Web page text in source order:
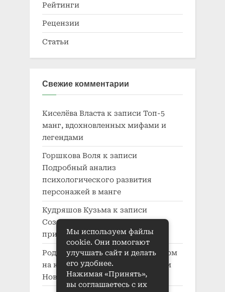
Рейтинги
Рецензии
Статьи
Свежие комментарии
Киселёва Власта к записи Топ-5
манг, вдохновленных мифами и
легендами
Горшкова Воля к записи
Подробный анализ
психологического развития
персонажей в манге
Кудряшов Кузьма к записи
Создание характера в манге:
принципы и приемы
Родионова Беатак записиАвтодом
на колесах: где купить в Нижнем
Новгороде
Мы используем файлы
cookie. Они помогают
улучшать сайт и делать
его удобнее.
Нажимая «Принять»,
вы соглашаетесь с их